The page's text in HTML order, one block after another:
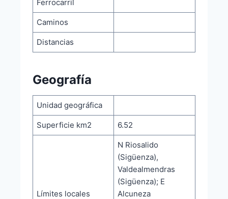
Ferrocarril
Caminos
Distancias
Geografía
Unidad geográfica
Superficie km2 6.52
Límites locales
N Riosalido
(Sigüenza),
Valdealmendras
(Sigüenza); E
Alcuneza